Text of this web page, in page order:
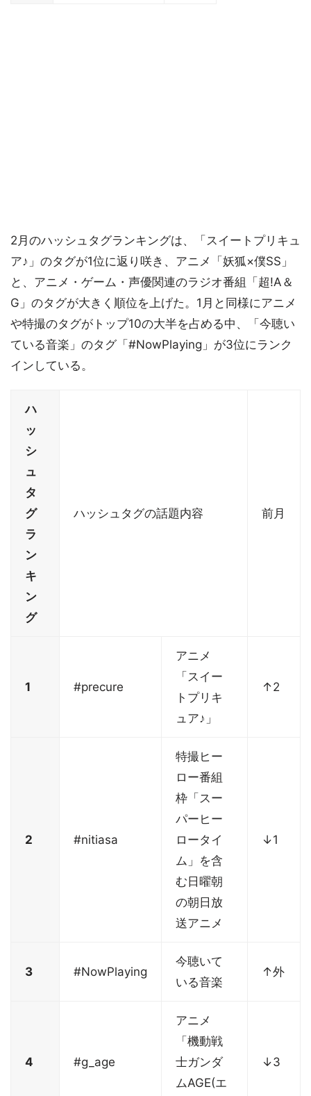
2月のハッシュタグランキングは、「スイートプリキュ
ア♪」のタグが1位に返り咲き、アニメ「妖狐×僕SS」
と、アニメ・ゲーム・声優関連のラジオ番組「超!A＆
G」のタグが大きく順位を上げた。1月と同様にアニメ
や特撮のタグがトップ10の大半を占める中、「今聴い
ている音楽」のタグ「#NowPlaying」が3位にランク
インしている。
ハ
ッ
シ
ュ
タ
グ
ラ
ン
キ
ン
グ
ハッシュタグの話題内容 前月
1 #precure
アニメ
「スイー
トプリキ
ュア♪」
↑2
2 #nitiasa
特撮ヒー
ロー番組
枠「スー
パーヒー
ロータイ
ム」を含
む日曜朝
の朝日放
送アニメ
↓1
3 #NowPlaying
今聴いて
いる音楽
↑外
4 #g_age
アニメ
「機動戦
士ガンダ
ムAGE(エ
↓3